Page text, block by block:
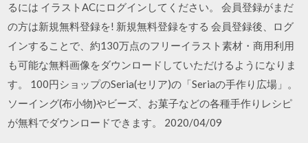
るには イラストACにログインしてください。 会員登録がまだ
の方は新規無料登録を! 新規無料登録をする 会員登録後、ログ
インすることで、約130万点のフリーイラスト素材・商用利用
も可能な無料画像をダウンロードしていただけるようになりま
す。 100円ショップのSeria(セリア)の「Seriaの手作り広場」。
ソーイング(布小物)やビーズ、お菓子などの各種手作りレシピ
が無料でダウンロードできます。 2020/04/09